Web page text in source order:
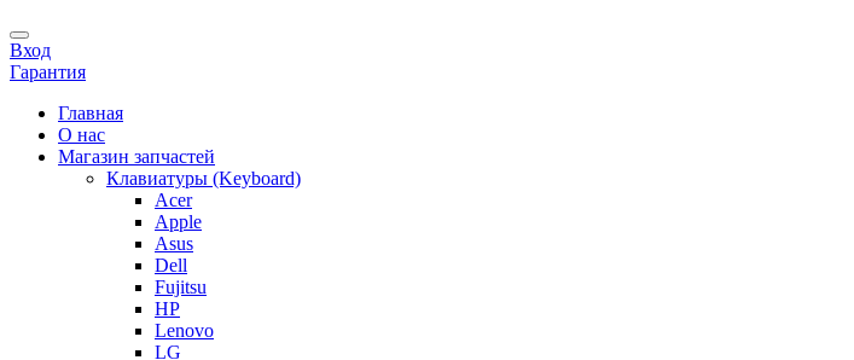
Вход
Гарантия
Главная
О нас
Магазин запчастей
Клавиатуры (Keyboard)
Acer
Apple
Asus
Dell
Fujitsu
HP
Lenovo
LG